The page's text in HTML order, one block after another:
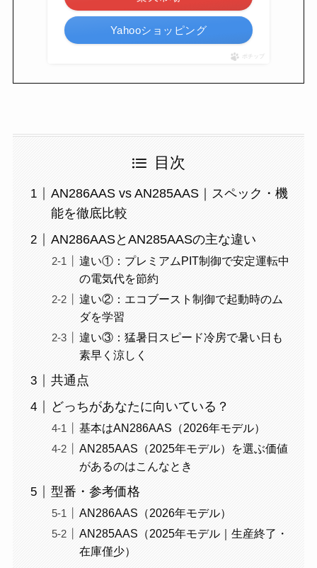
Yahooショッピング
ポチップ
目次
AN286AAS vs AN285AAS｜スペック・機
能を徹底比較
AN286AASとAN285AASの主な違い
違い①：プレミアムPIT制御で安定運転中
の電気代を節約
違い②：エコブースト制御で起動時のム
ダを学習
違い③：猛暑日スピード冷房で暑い日も
素早く涼しく
共通点
どっちがあなたに向いている？
基本はAN286AAS（2026年モデル）
AN285AAS（2025年モデル）を選ぶ価値
があるのはこんなとき
型番・参考価格
AN286AAS（2026年モデル）
AN285AAS（2025年モデル｜生産終了・
在庫僅少）